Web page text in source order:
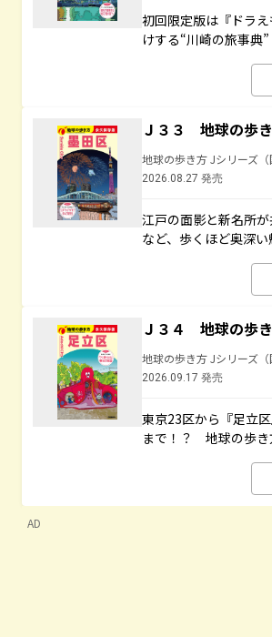
初回限定版は『ドラ
けする“川崎の旅事典
Ｊ３３ 地球の歩
地球の歩き方 Jシリーズ（
2026.08.27 発売
江戸の面影と新名所
など、歩くほど奥深い
Ｊ３４ 地球の歩
地球の歩き方 Jシリーズ（
2026.09.17 発売
東京23区から『足立
まで！？ 地球の歩き
AD